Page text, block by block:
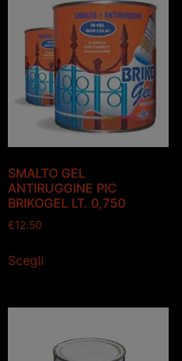
SMALTO GEL
ANTIRUGGINE PIC
BRIKOGEL LT. 0,750
€12.50
Scegli